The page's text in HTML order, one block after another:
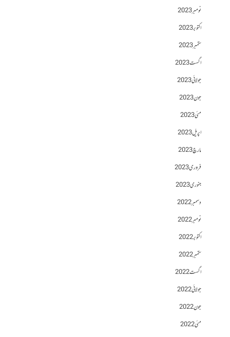
نومبر 2023
اکتوبر 2023
ستمبر 2023
اگست 2023
جولائی 2023
جون 2023
مئی 2023
اپریل 2023
مارچ 2023
فروری 2023
جنوری 2023
دسمبر 2022
نومبر 2022
اکتوبر 2022
ستمبر 2022
اگست 2022
جولائی 2022
جون 2022
مئی 2022